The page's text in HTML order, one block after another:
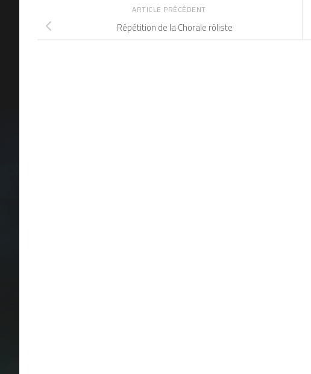
ARTICLE PRÉCÉDENT
Répétition de la Chorale rôliste